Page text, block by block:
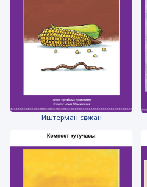
Иштерман сөөлжан